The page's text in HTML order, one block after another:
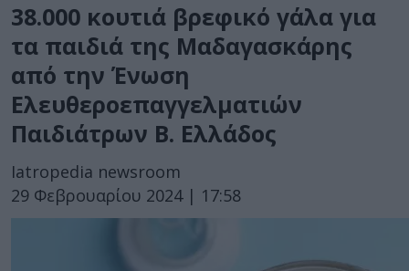
38.000 κουτιά βρεφικό γάλα για
τα παιδιά της Μαδαγασκάρης
από την Ένωση
Ελευθεροεπαγγελματιών
Παιδιάτρων Β. Ελλάδος
Iatropedia newsroom
29 Φεβρουαρίου 2024 | 17:58